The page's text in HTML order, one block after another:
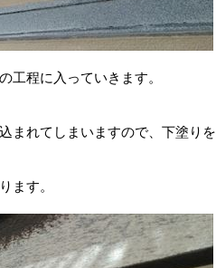
工程に入っていきます。
まれてしまいますので、下塗りを
ます。